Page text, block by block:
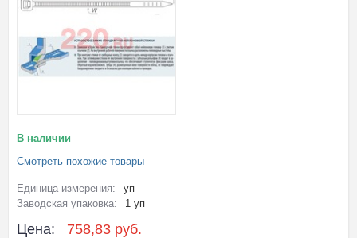
В наличии
Смотреть похожие товары
Единица измерения:
уп
Заводская упаковка:
1 уп
Цена: 758,83 руб.